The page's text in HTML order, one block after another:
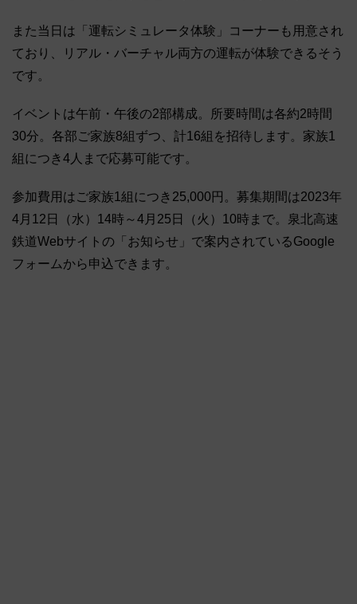
また当日は「運転シミュレータ体験」コーナーも用意され
ており、リアル・バーチャル両方の運転が体験できるそう
です。
イベントは午前・午後の2部構成。所要時間は各約2時間
30分。各部ご家族8組ずつ、計16組を招待します。家族1
組につき4人まで応募可能です。
参加費用はご家族1組につき25,000円。募集期間は2023年
4月12日（水）14時～4月25日（火）10時まで。泉北高速
鉄道Webサイトの「お知らせ」で案内されているGoogle
フォームから申込できます。